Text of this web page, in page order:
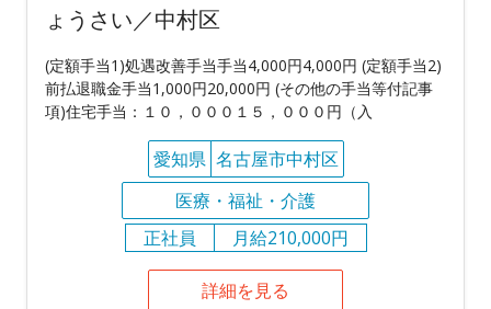
ょうさい／中村区
(定額手当1)処遇改善手当手当4,000円4,000円 (定額手当2)
前払退職金手当1,000円20,000円 (その他の手当等付記事
項)住宅手当：１０，０００１５，０００円（入
愛知県 名古屋市中村区
医療・福祉・介護
正社員
月給210,000円
詳細を見る